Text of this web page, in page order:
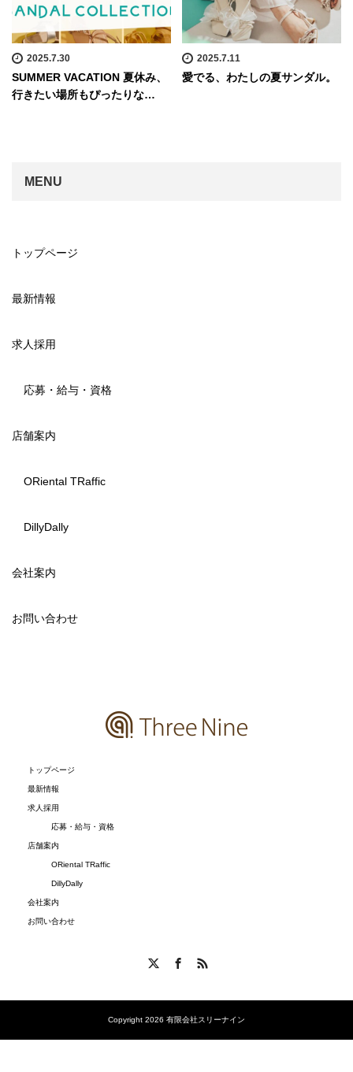
2025.7.30
SUMMER VACATION 夏休み、
行きたい場所もぴったりな…
2025.7.11
愛でる、わたしの夏サンダル。
MENU
トップページ
最新情報
求人採用
応募・給与・資格
店舗案内
ORiental TRaffic
DillyDally
会社案内
お問い合わせ
トップページ
最新情報
求人採用
応募・給与・資格
店舗案内
ORiental TRaffic
DillyDally
会社案内
お問い合わせ
Facebook
Copyright 2026 有限会社スリーナイン